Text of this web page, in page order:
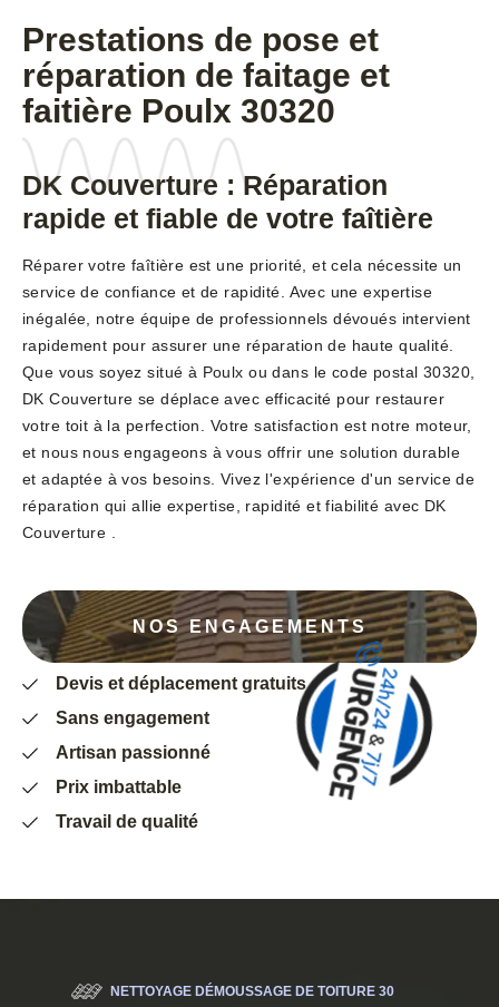
Prestations de pose et
réparation de faitage et
faitière Poulx 30320
DK Couverture : Réparation
rapide et fiable de votre faîtière
Réparer votre faîtière est une priorité, et cela nécessite un
service de confiance et de rapidité. Avec une expertise
inégalée, notre équipe de professionnels dévoués intervient
rapidement pour assurer une réparation de haute qualité.
Que vous soyez situé à Poulx ou dans le code postal 30320,
DK Couverture se déplace avec efficacité pour restaurer
votre toit à la perfection. Votre satisfaction est notre moteur,
et nous nous engageons à vous offrir une solution durable
et adaptée à vos besoins. Vivez l'expérience d'un service de
réparation qui allie expertise, rapidité et fiabilité avec DK
Couverture .
NOS ENGAGEMENTS
Devis et déplacement gratuits
Sans engagement
Artisan passionné
Prix imbattable
Travail de qualité
NETTOYAGE DÉMOUSSAGE DE TOITURE 30